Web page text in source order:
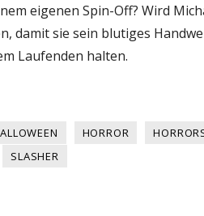
eigenen Spin-Off? Wird
damit sie sein blutiges
Laufenden halten.
HORROR
SLASHER